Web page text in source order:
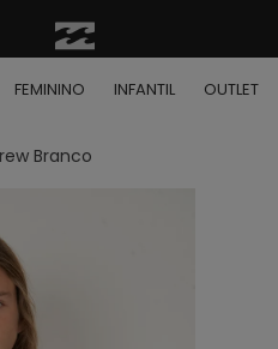
acima de R$ 499 | Consulte as
FEMININO INFANTIL OUTLET
Branco
buscados